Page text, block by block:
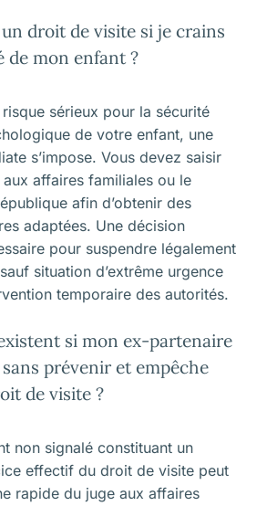
droit de visite si je crains
de mon enfant ?
risque sérieux pour la sécurité
de votre enfant, une
s’impose. Vous devez saisir
affaires familiales ou le
afin d’obtenir des
adaptées. Une décision
pour suspendre légalement
situation d’extrême urgence
temporaire des autorités.
si mon ex-partenaire
prévenir et empêche
de visite ?
non signalé constituant un
effectif du droit de visite peut
rapide du juge aux affaires